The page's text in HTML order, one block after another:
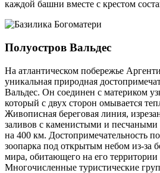
каждой башни вместе с крестом
Полуостров Вальдес
На атлантическом побережье
уникальная природная
Вальдес. Он соединен с материком
который с двух сторон омывается
Живописная береговая линия,
заливов с каменистыми и песчаными
на 400 км. Достопримечательность
зоопарка под открытым небом из-за
мира, обитающего на его
Многочисленные туристические